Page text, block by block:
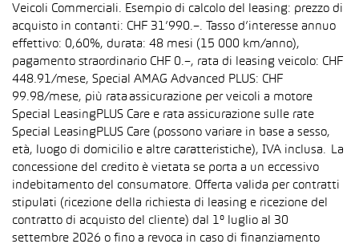
Veicoli Commerciali. Esempio di calcolo del leasing: prezzo di
acquisto in contanti: CHF 31’990.–. Tasso d’interesse annuo
effettivo: 0,60%, durata: 48 mesi (15 000 km/anno),
pagamento straordinario CHF 0.–, rata di leasing veicolo: CHF
448.91/mese, Special AMAG Advanced PLUS: CHF
99.98/mese, più rata assicurazione per veicoli a motore
Special LeasingPLUS Care e rata assicurazione sulle rate
Special LeasingPLUS Care (possono variare in base a sesso,
età, luogo di domicilio e altre caratteristiche), IVA inclusa. La
concessione del credito è vietata se porta a un eccessivo
indebitamento del consumatore. Offerta valida per contratti
stipulati (ricezione della richiesta di leasing e ricezione del
contratto di acquisto del cliente) dal 1° luglio al 30
settembre 2026 o fino a revoca in caso di finanziamento